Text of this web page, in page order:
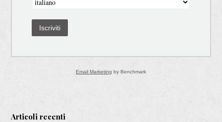
Iscriviti
Email Marketing by Benchmark
Articoli recenti